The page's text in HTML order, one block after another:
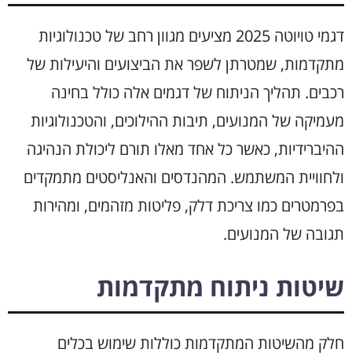
דגמי טויוטה 2025 מציעים מגוון רחב של טכנולוגיות
מתקדמות, שמטרתן לשפר את הביצועים והיעילות של
רכבים. תהליך הניתוח של דגמים אלה כולל בחינה
מעמיקה של המנועים, תיבות ההילוכים, והטכנולוגיות
ההיברידיות, כאשר כל אחד מאלו תורם ליכולת הנהיגה
ולחוויית המשתמש. המהנדסים והאנליסטים מתמקדים
בפרמטרים כמו צריכת דלק, פליטות מזהמים, ומהירות
תגובה של המנועים.
שיטות ניתוח מתקדמות
חלק מהשיטות המתקדמות כוללות שימוש בכלים